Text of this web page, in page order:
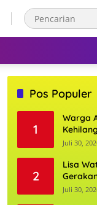
Pos Populer
1
Warga
Juli 30,
2
Lisa
Warga
Juli 30,